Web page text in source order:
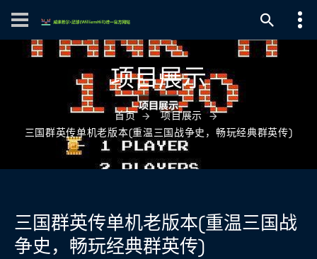
项目展示
首页
项目展示
三国群英传单机老版本(重温三国战争史，畅玩经典群英传)
三国群英传单机老版本(重温三国战
争史，畅玩经典群英传)